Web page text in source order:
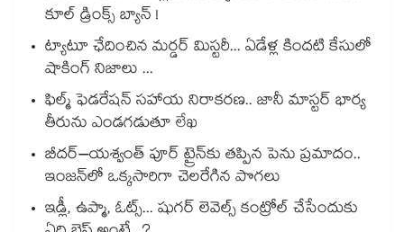
కూల్ డ్రింక్స్ బ్యాన్ !
ట్యాటూ ఛేదించిన మర్డర్ మిస్టరీ... ఏడేళ్ల కిందటి కేసులో
షాకింగ్ నిజాలు ...
ఫిల్మ్ ఫెడరేషన్ సహాయ నిరాకరణ.. జానీ మాస్టర్ భార్య
తీరును ఎండగడుతూ లేఖ
బీదర్–యశ్వంత్ పూర్ ట్రైన్‎కు తప్పిన పెను ప్రమాదం..
ఇంజన్‎లో ఒక్కసారిగా చెలరేగిన పొగలు
ఇడ్లీ, ఉప్మా, ఓట్స్... షుగర్ లెవెల్స్ కంట్రోల్ చేసేందుకు